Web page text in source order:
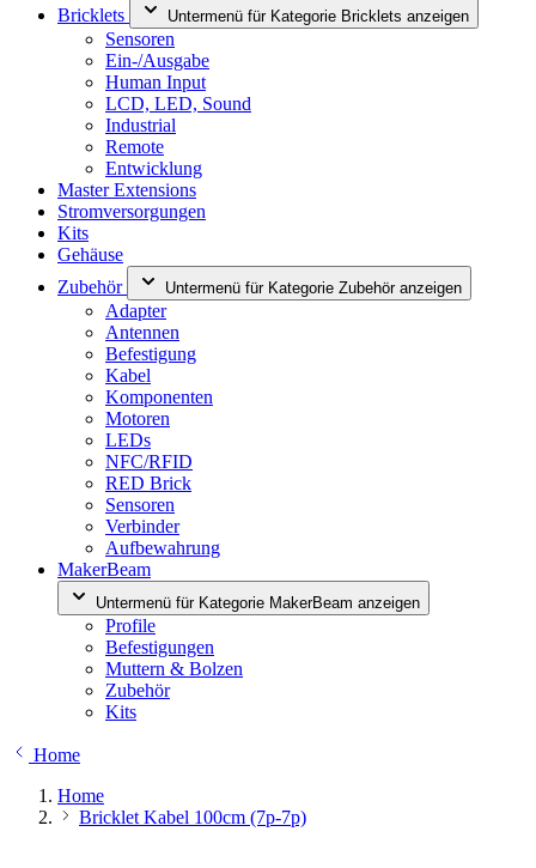
Bricklets
Untermenü für Kategorie Bricklets anzeigen
Sensoren
Ein-/Ausgabe
Human Input
LCD, LED, Sound
Industrial
Remote
Entwicklung
Master Extensions
Stromversorgungen
Kits
Gehäuse
Zubehör
Untermenü für Kategorie Zubehör anzeigen
Adapter
Antennen
Befestigung
Kabel
Komponenten
Motoren
LEDs
NFC/RFID
RED Brick
Sensoren
Verbinder
Aufbewahrung
MakerBeam
Untermenü für Kategorie MakerBeam anzeigen
Profile
Befestigungen
Muttern & Bolzen
Zubehör
Kits
Home
Home
Bricklet Kabel 100cm (7p-7p)